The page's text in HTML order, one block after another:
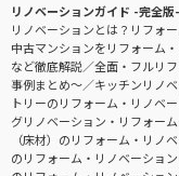
リノベーションガイド -完全版-
リノベーションとは？リフォ
中古マンションをリフォーム
など徹底解説
全面・フルリ
事例まとめ〜
キッチンリノ
トリーのリフォーム・リノベ
グリノベーション・リフォー
（床材）のリフォーム・リノ
のリフォーム・リノベーショ